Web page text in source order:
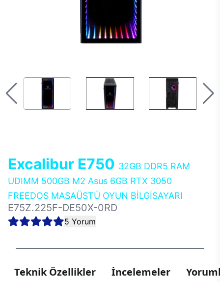
Excalibur E750 32GB DDR5 RAM
UDIMM 500GB M2 Asus 6GB RTX 3050
FREEDOS MASAÜSTÜ OYUN BİLGİSAYARI
E75Z.225F-DE50X-0RD
5 Yorum
Teknik Özellikler İncelemeler